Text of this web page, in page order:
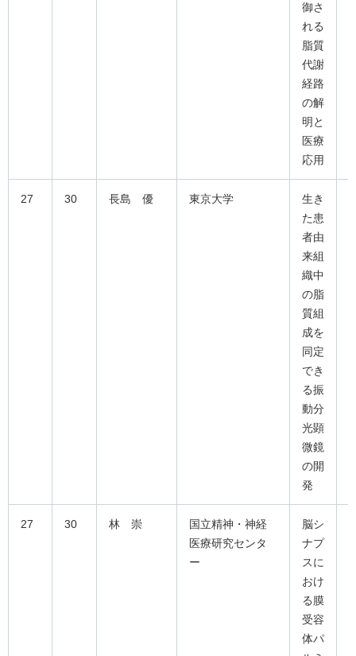
御さ
れる
脂質
代謝
経路
の解
明と
医療
応用
27 30 長島 優 東京大学
生き
た患
者由
来組
織中
の脂
質組
成を
同定
でき
る振
動分
光顕
微鏡
の開
発
27 30 林 崇
国立精神・神経
医療研究センタ
ー
脳シ
ナプ
スに
おけ
る膜
受容
体パ